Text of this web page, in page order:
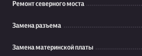
Ремонт северного моста
Замена разъема
Замена материнской платы